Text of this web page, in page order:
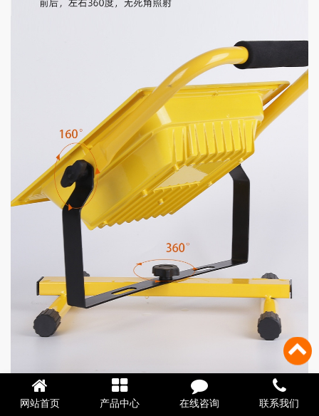
网站首页 产品中心 在线咨询 联系我们